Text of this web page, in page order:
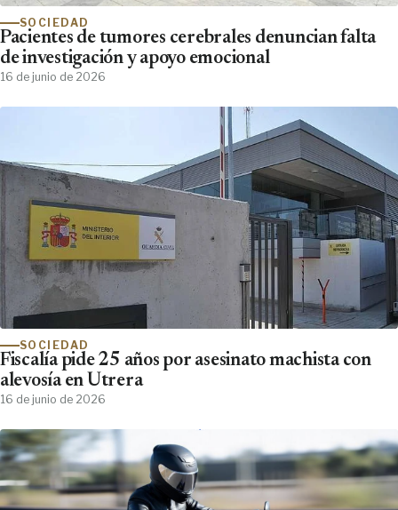
SOCIEDAD
Pacientes de tumores cerebrales denuncian falta
de investigación y apoyo emocional
16 de junio de 2026
SOCIEDAD
Fiscalía pide 25 años por asesinato machista con
alevosía en Utrera
16 de junio de 2026